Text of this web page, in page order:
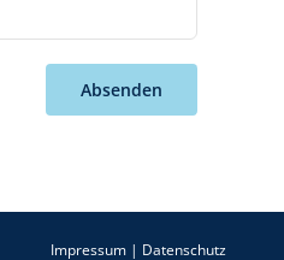
Absenden
Impressum | Datenschutz